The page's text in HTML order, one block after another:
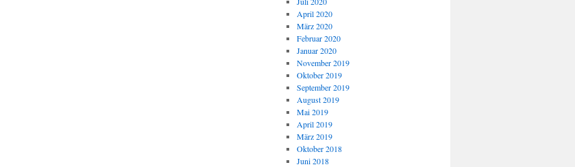
April 2020
März 2020
Februar 2020
Januar 2020
November 2019
Oktober 2019
September 2019
August 2019
Mai 2019
April 2019
März 2019
Oktober 2018
Juni 2018